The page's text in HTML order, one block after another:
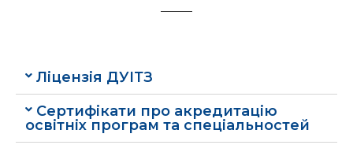
Ліцензія ДУІТЗ
Сертифікати про акредитацію
освітніх програм та спеціальностей